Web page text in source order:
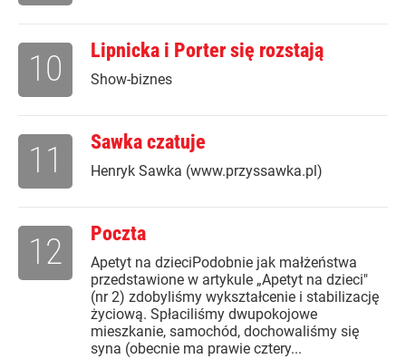
Lipnicka i Porter się rozstają
Show-biznes
10
Sawka czatuje
Henryk Sawka (www.przyssawka.pl)
11
Poczta
Apetyt na dzieciPodobnie jak małżeństwa
przedstawione w artykule „Apetyt na dzieci"
(nr 2) zdobyliśmy wykształcenie i stabilizację
życiową. Spłaciliśmy dwupokojowe
mieszkanie, samochód, dochowaliśmy się
syna (obecnie ma prawie cztery...
12